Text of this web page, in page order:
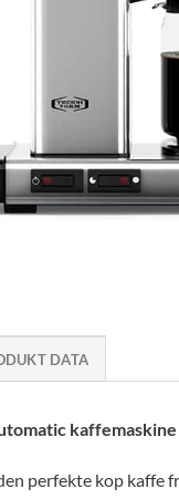
DATA
perfekte kop kaffe